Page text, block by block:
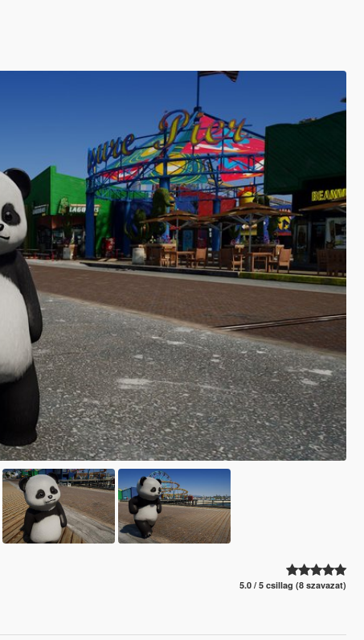
5.0 / 5 csillag (8 szavazat)